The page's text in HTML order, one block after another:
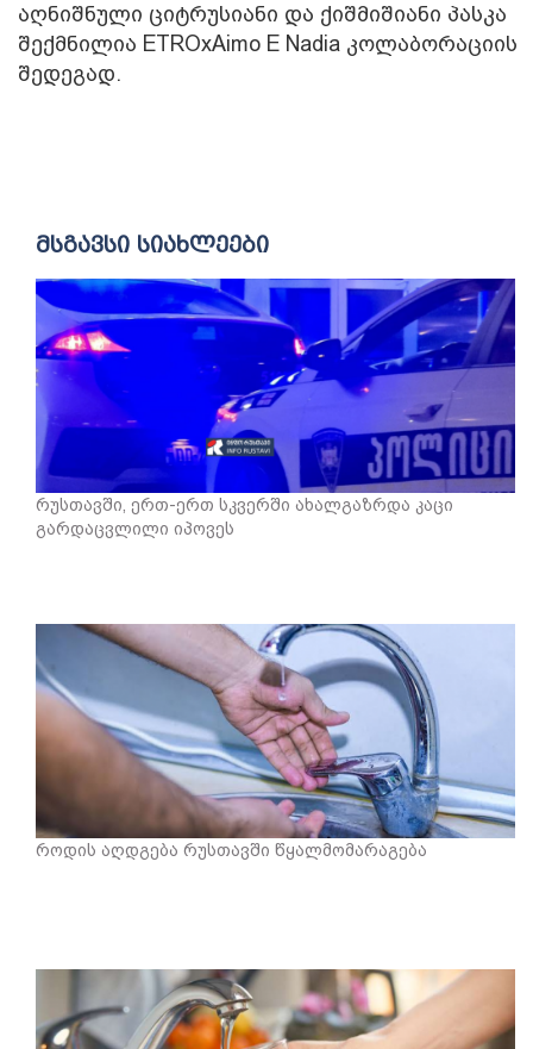
აღნიშნული ციტრუსიანი და ქიშმიშიანი პასკა
შექმნილია ETROxAimo E Nadia კოლაბორაციის
შედეგად.
მსგავსი სიახლეები
რუსთავში, ერთ-ერთ სკვერში ახალგაზრდა კაცი
გარდაცვლილი იპოვეს
როდის აღდგება რუსთავში წყალმომარაგება